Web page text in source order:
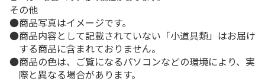
その他
商品写真はイメージです。
商品内容として記載されていない「小道具類」はお届け
する商品に含まれておりません。
商品の色は、ご覧になるパソコンなどの環境により、実
際と異なる場合があります。